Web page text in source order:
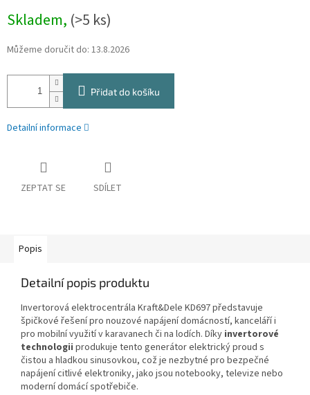
cena:
Skladem, (>5 ks)
Můžeme doručit do: 13.8.2026
Přidat do košíku
Detailní informace
ZEPTAT SE SDÍLET
Popis
Detailní popis produktu
Invertorová elektrocentrála Kraft&Dele KD697 představuje
špičkové řešení pro nouzové napájení domácností, kanceláří i
pro mobilní využití v karavanech či na lodích. Díky invertorové
technologii produkuje tento generátor elektrický proud s
čistou a hladkou sinusovkou, což je nezbytné pro bezpečné
napájení citlivé elektroniky, jako jsou notebooky, televize nebo
moderní domácí spotřebiče.